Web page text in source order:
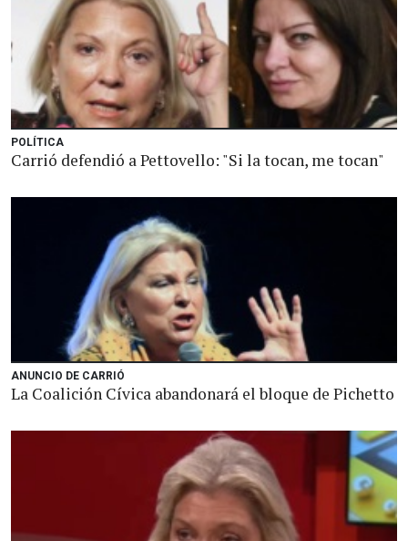
POLÍTICA
Carrió defendió a Pettovello: "Si la tocan, me tocan"
ANUNCIO DE CARRIÓ
La Coalición Cívica abandonará el bloque de Pichetto